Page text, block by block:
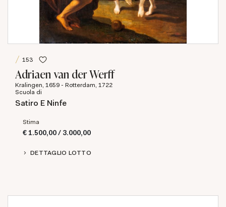
153
Adriaen van der Werff
Kralingen, 1659 - Rotterdam, 1722
Scuola di
Satiro E Ninfe
Stima
€ 1.500,00 / 3.000,00
DETTAGLIO LOTTO